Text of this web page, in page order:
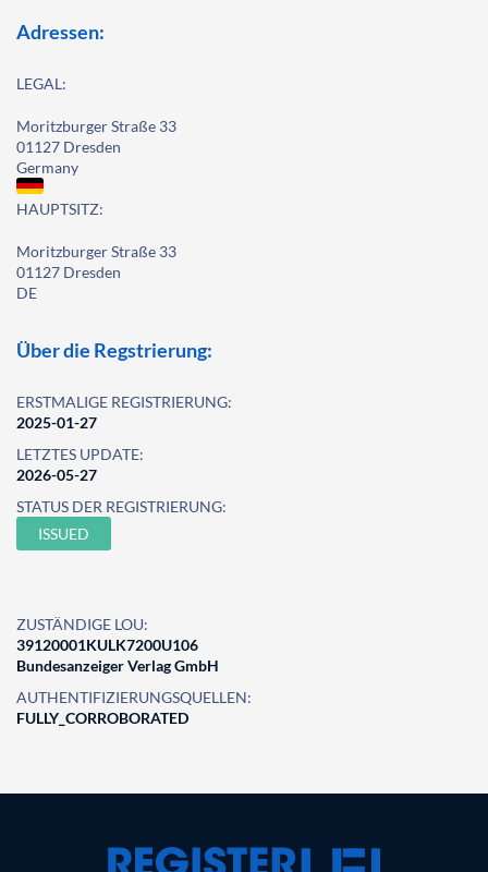
Adressen:
LEGAL:
Moritzburger Straße 33
01127 Dresden
Germany
HAUPTSITZ:
Moritzburger Straße 33
01127 Dresden
DE
Über die Regstrierung:
ERSTMALIGE REGISTRIERUNG:
2025-01-27
LETZTES UPDATE:
2026-05-27
STATUS DER REGISTRIERUNG:
ISSUED
ZUSTÄNDIGE LOU:
39120001KULK7200U106
Bundesanzeiger Verlag GmbH
AUTHENTIFIZIERUNGSQUELLEN:
FULLY_CORROBORATED